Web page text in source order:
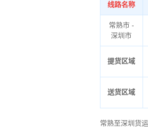
线路名称
常熟市 -
深圳市
提货区域
送货区域
常熟至深圳货